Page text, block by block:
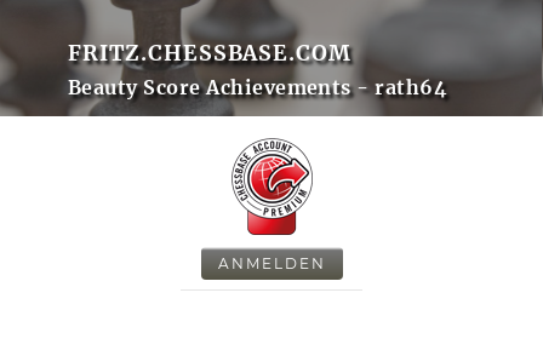
FRITZ.CHESSBASE.COM
Beauty Score Achievements - rath64
ANMELDEN